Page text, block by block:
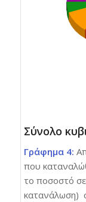
Σύνολο
Γράφημα 4:
που
το ποσοστό σε
κατανάλωση)